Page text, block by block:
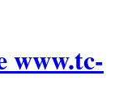
www.tc-